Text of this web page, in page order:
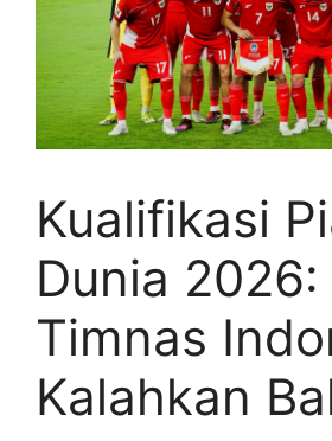
Kualifikasi
Dunia 2026:
Timnas
Kalahkan